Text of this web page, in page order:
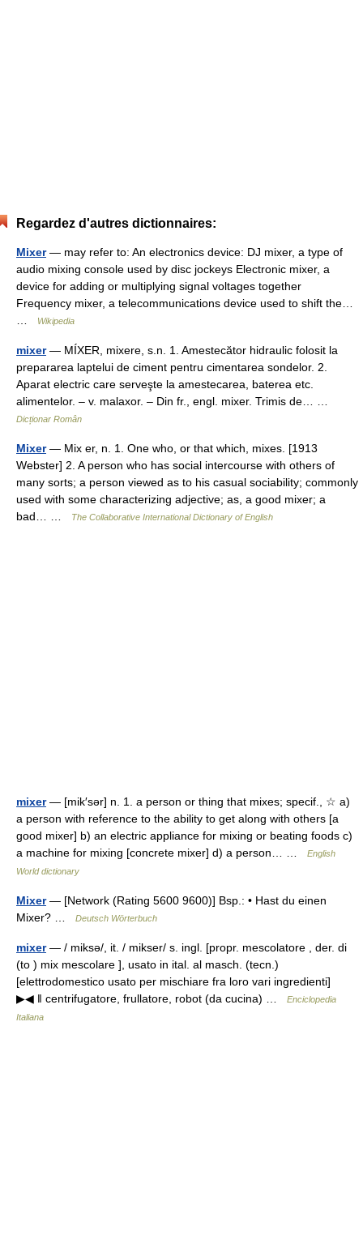
Regardez d'autres dictionnaires:
Mixer— may refer to: An electronics device: DJ mixer, a type of
audio mixing console used by disc jockeys Electronic mixer, a
device for adding or multiplying signal voltages together
Frequency mixer, a telecommunications device used to shift the…
Wikipedia
mixer— MÍXER, mixere, s.n. 1. Amestecător hidraulic folosit la
prepararea laptelui de ciment pentru cimentarea sondelor. 2.
Aparat electric care serveşte la amestecarea, baterea etc.
alimentelor. – v. malaxor. – Din fr., engl. mixer. Trimis de… …
Dicționar Român
Mixer— Mix er, n. 1. One who, or that which, mixes. [1913
Webster] 2. A person who has social intercourse with others of
many sorts; a person viewed as to his casual sociability; commonly
used with some characterizing adjective; as, a good mixer; a
bad… …
The Collaborative International Dictionary of English
mixer— [mik′sər] n. 1. a person or thing that mixes; specif., ☆ a)
a person with reference to the ability to get along with others [a
good mixer] b) an electric appliance for mixing or beating foods c)
a machine for mixing [concrete mixer] d) a person… …
English
World dictionary
Mixer— [Network (Rating 5600 9600)] Bsp.: • Hast du einen
Mixer? …
Deutsch Wörterbuch
mixer— / miksə/, it. / mikser/ s. ingl. [propr. mescolatore , der. di
(to ) mix mescolare ], usato in ital. al masch. (tecn.)
[elettrodomestico usato per mischiare fra loro vari ingredienti]
▶◀ ‖ centrifugatore, frullatore, robot (da cucina) …
Enciclopedia
Italiana